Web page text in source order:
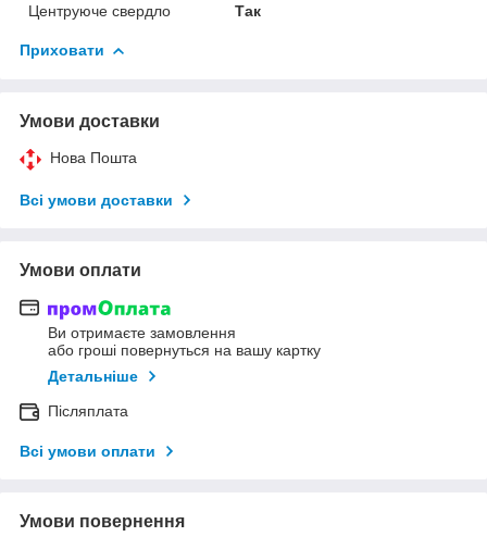
Центруюче свердло
Так
Приховати
Умови доставки
Нова Пошта
Всі умови доставки
Умови оплати
Ви отримаєте замовлення
або гроші повернуться на вашу картку
Детальніше
Післяплата
Всі умови оплати
Умови повернення